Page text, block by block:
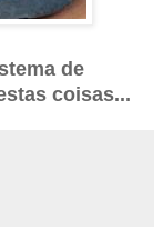
de
coisas...